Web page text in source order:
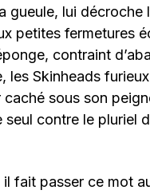
gueule, lui
petites fermetures
contraint
les Skinheads
sous son
seul contre le pluriel
il fait passer ce mot